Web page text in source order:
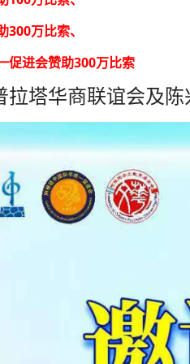
300万比索、
促进会赞助300万比索
拉塔华商联谊会及